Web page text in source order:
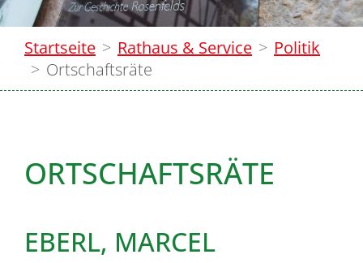
Startseite Rathaus & Service
Politik
Ortschaftsräte
ORTSCHAFTSRÄTE
EBERL, MARCEL